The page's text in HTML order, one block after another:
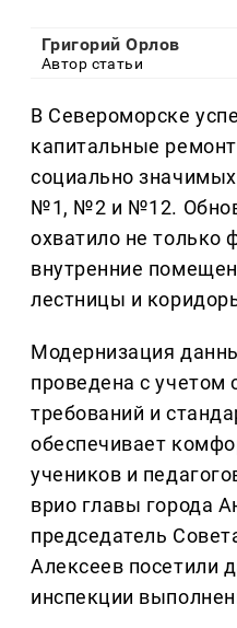
Григорий Орлов
Автор статьи
В Североморске
капитальные
социально
№1, №2 и №12.
охватило не только
внутренние
лестницы и
Модернизация
проведена с учетом
требований и
обеспечивает
учеников и
врио главы города
председатель
Алексеев посетили
инспекции